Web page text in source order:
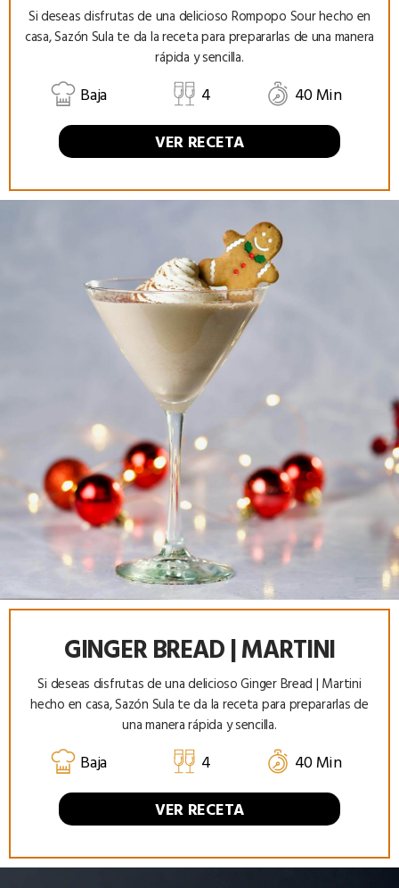
Si deseas disfrutas de una delicioso Rompopo Sour hecho en
casa, Sazón Sula te da la receta para prepararlas de una manera
rápida y sencilla.
Baja 4
40 Min
VER RECETA
GINGER BREAD | MARTINI
Si deseas disfrutas de una delicioso Ginger Bread | Martini
hecho en casa, Sazón Sula te da la receta para prepararlas de
una manera rápida y sencilla.
Baja 4
40 Min
VER RECETA